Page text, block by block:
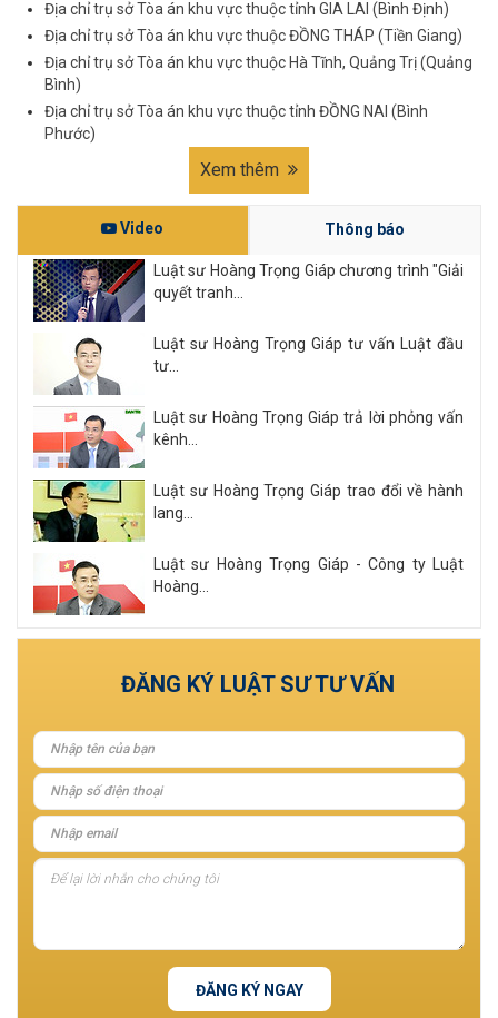
Địa chỉ trụ sở Tòa án khu vực thuộc tỉnh GIA LAI (Bình Định)
Địa chỉ trụ sở Tòa án khu vực thuộc ĐỒNG THÁP (Tiền Giang)
Địa chỉ trụ sở Tòa án khu vực thuộc Hà Tĩnh, Quảng Trị (Quảng
Bình)
Địa chỉ trụ sở Tòa án khu vực thuộc tỉnh ĐỒNG NAI (Bình
Phước)
Xem thêm
Video Thông báo
Luật sư Hoàng Trọng Giáp chương trình "Giải
quyết tranh...
Luật sư Hoàng Trọng Giáp tư vấn Luật đầu
tư...
Luật sư Hoàng Trọng Giáp trả lời phỏng vấn
kênh...
Luật sư Hoàng Trọng Giáp trao đổi về hành
lang...
Luật sư Hoàng Trọng Giáp - Công ty Luật
Hoàng...
Xem tất cả
ĐĂNG KÝ LUẬT SƯ TƯ VẤN
ĐĂNG KÝ NGAY